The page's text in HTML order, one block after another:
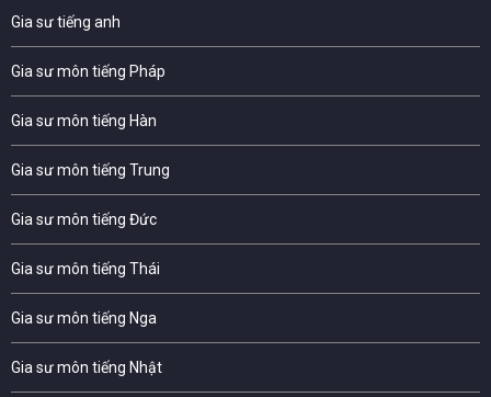
Gia sư tiếng anh
Gia sư môn tiếng Pháp
Gia sư môn tiếng Hàn
Gia sư môn tiếng Trung
Gia sư môn tiếng Đức
Gia sư môn tiếng Thái
Gia sư môn tiếng Nga
Gia sư môn tiếng Nhật